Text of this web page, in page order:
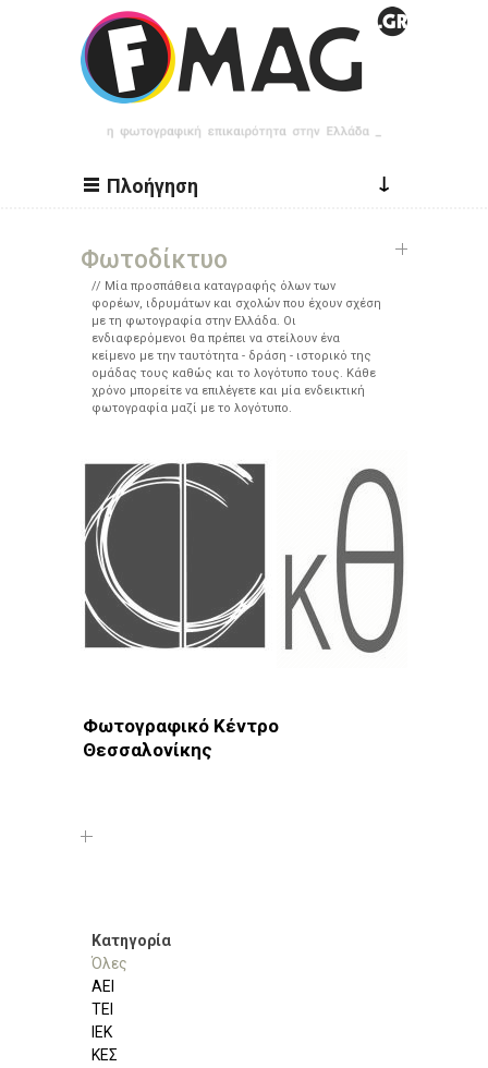
Παράκαμψη προς το κυρίως περιεχόμενο
Πλοήγηση ↓
Φωτοδίκτυο
Μία προσπάθεια καταγραφής όλων των
φορέων, ιδρυμάτων και σχολών που έχουν σχέση
με τη φωτογραφία στην Ελλάδα. Οι
ενδιαφερόμενοι θα πρέπει να στείλουν ένα
κείμενο με την ταυτότητα - δράση - ιστορικό της
ομάδας τους καθώς και το λογότυπο τους. Κάθε
χρόνο μπορείτε να επιλέγετε και μία ενδεικτική
φωτογραφία μαζί με το λογότυπο.
Φωτογραφικό Κέντρο
Θεσσαλονίκης
Κατηγορία
Όλες
ΑΕΙ
ΤΕΙ
ΙΕΚ
ΚΕΣ